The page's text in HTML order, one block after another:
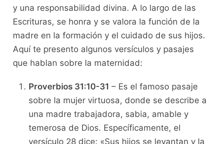
y una responsabilidad divina. A lo largo de las
Escrituras, se honra y se valora la función de la
madre en la formación y el cuidado de sus hijos.
Aquí te presento algunos versículos y pasajes
que hablan sobre la maternidad:
Proverbios 31:10-31 – Es el famoso pasaje
sobre la mujer virtuosa, donde se describe a
una madre trabajadora, sabia, amable y
temerosa de Dios. Específicamente, el
versículo 28 dice: «Sus hijos se levantan y la